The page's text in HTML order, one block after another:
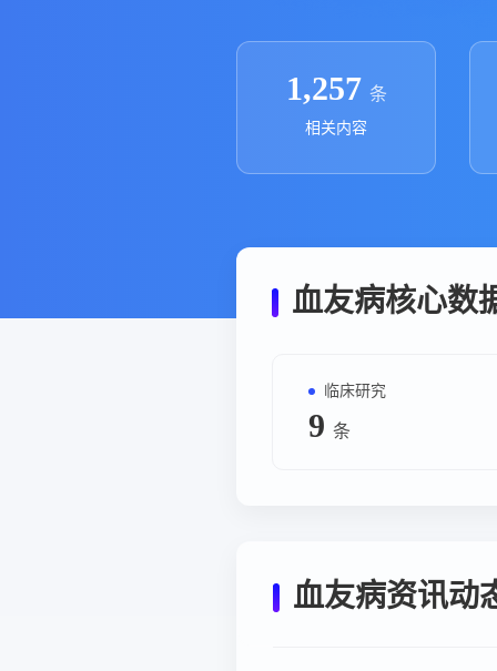
政策法规
药品生产企业
1,257 条
相关内容
血友病核心数
临床研究
9 条
血友病资讯动